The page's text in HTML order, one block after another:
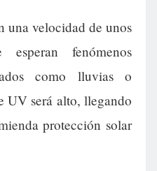
una velocidad de unos
fenómenos
como lluvias o
UV será alto, llegando
protección solar